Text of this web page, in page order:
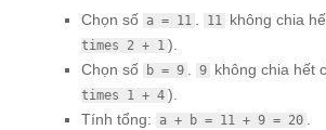
Chọn số a = 11 . 11 không chia
times 2 + 1 ).
Chọn số
b = 9 . 9 không chia hết
times 1 + 4 ).
Tính tổng:
a + b = 11 + 9 = 20 .